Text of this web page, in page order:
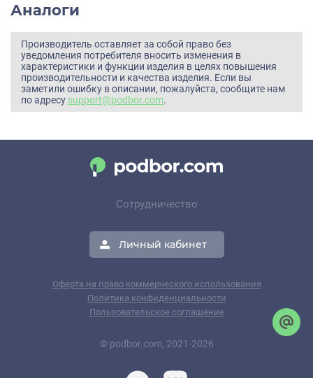
Аналоги
Производитель оставляет за собой право без
уведомления потребителя вносить изменения в
характеристики и функции изделия в целях повышения
производительности и качества изделия. Если вы
заметили ошибку в описании, пожалуйста, сообщите нам
по адресу support@podbor.com.
Сотрудничество
Личный кабинет
Оферта на право коммерческого использования
Политика конфиденциальности
Пользовательское соглашение
© podbor.com, 2021-2026